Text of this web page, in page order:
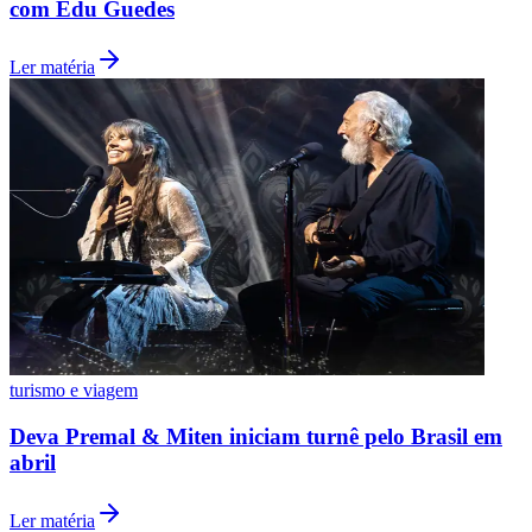
Vasco
com Edu Guedes
Ler matéria
turismo e viagem
Deva Premal & Miten iniciam turnê pelo Brasil em
abril
Ler matéria